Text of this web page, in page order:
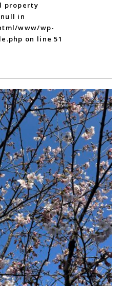
property
in
www/wp-
on line51